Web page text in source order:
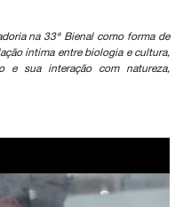
na 33ª Bienal como forma de
íntima entre biologia e cultura,
e sua interação com natureza,